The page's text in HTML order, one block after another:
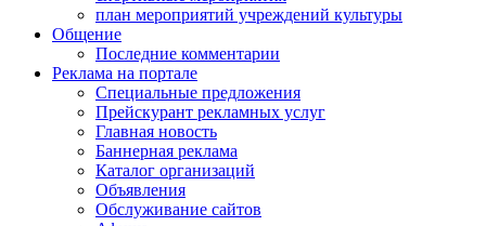
план мероприятий учреждений культуры
Общение
Последние комментарии
Реклама на портале
Специальные предложения
Прейскурант рекламных услуг
Главная новость
Баннерная реклама
Каталог организаций
Объявления
Обслуживание сайтов